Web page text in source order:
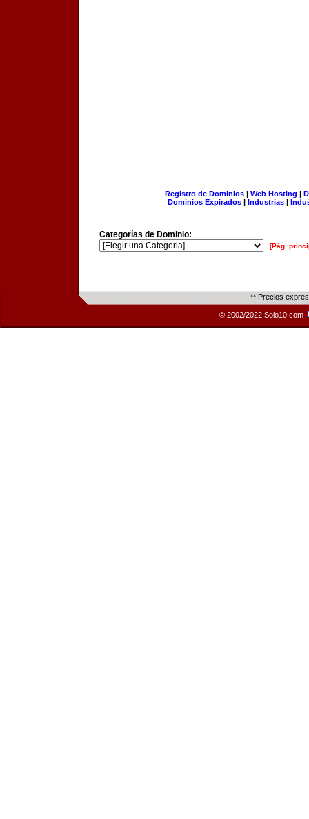
Registro de Dominios| Web Hosting |
Dominios Expirados | Industrias |
Categorías de Dominio:
[Pág.
** Precios
© 2002/2022 Solo10.com